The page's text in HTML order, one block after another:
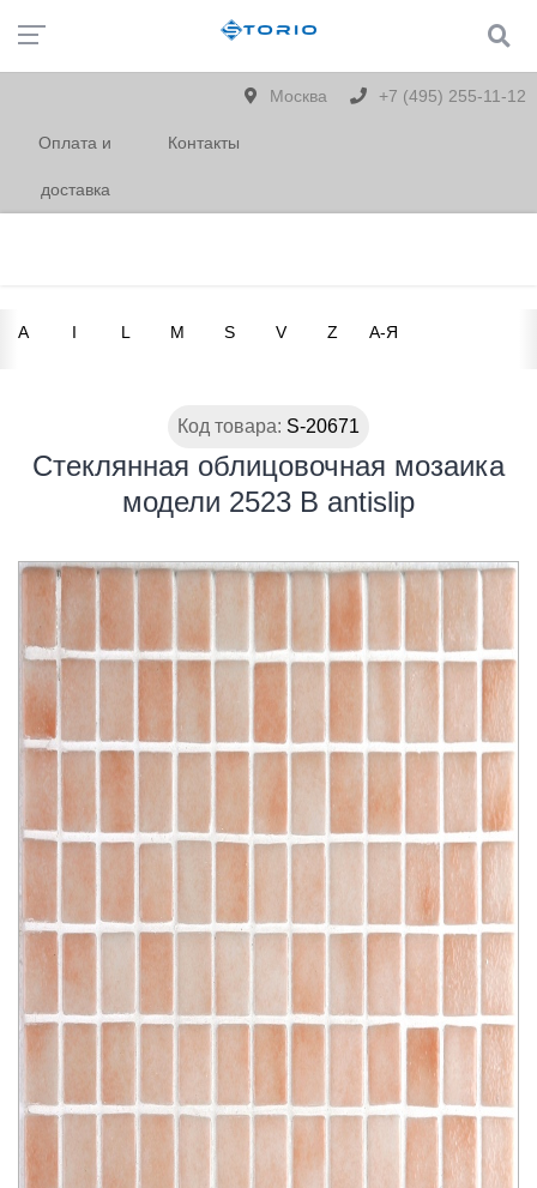
Москва +7 (495) 255-11-12
Оплата и
доставка
Контакты
A I L M S V Z А-Я
Код товара: S-20671
Стеклянная облицовочная мозаика
модели 2523 B antislip